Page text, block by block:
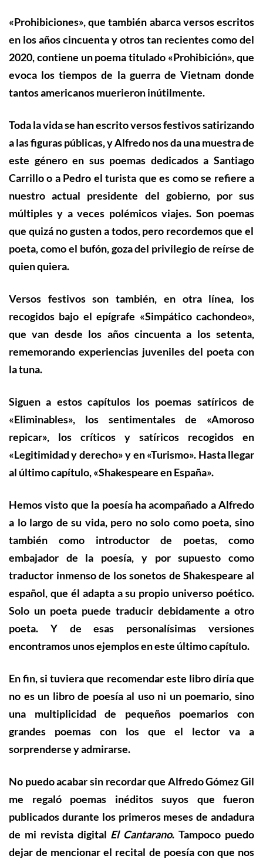
«Prohibiciones», que también abarca versos escritos
en los años cincuenta y otros tan recientes como del
2020, contiene un poema titulado «Prohibición», que
evoca los tiempos de la guerra de Vietnam donde
tantos americanos muerieron inútilmente.
Toda la vida se han escrito versos festivos satirizando
a las figuras públicas, y Alfredo nos da una muestra de
este género en sus poemas dedicados a Santiago
Carrillo o a Pedro el turista que es como se refiere a
nuestro actual presidente del gobierno, por sus
múltiples y a veces polémicos viajes. Sonpoemas
que quizá no gustena todos, pero recordemos que el
poeta, como el bufón, goza del privilegio de reírse de
quien quiera.
Versos festivos son también, en otra línea, los
recogidos bajo el epígrafe «Simpático cachondeo»,
que van desde los años cincuenta a los setenta,
rememorando experiencias juveniles del poeta con
la tuna.
Siguen a estos capítulos los poemas satíricos de
«Eliminables», los sentimentales de «Amoroso
repicar», los críticos y satíricos recogidos en
«Legitimidad y derecho» y en «Turismo». Hasta llegar
al último capítulo, «Shakespeare en España».
Hemos visto que la poesía ha acompañado a Alfredo
a lo largo de su vida, pero no solo como poeta, sino
también como introductor de poetas, como
embajador de la poesía, y por supuesto como
traductor inmenso de los sonetos de Shakespeare al
español, que él adapta a su propio universo poético.
Solo un poeta puede traducir debidamente a otro
poeta. Y de esas personalísimas versiones
encontramos unos ejemplos en este último capítulo.
En fin, si tuviera que recomendar este libro diría que
no es un libro de poesía al uso ni un poemario, sino
una multiplicidad de pequeños poemarios con
grandes poemas con los que el lector va a
sorprenderse y admirarse.
No puedo acabar sin recordar que Alfredo Gómez Gil
me regaló poemas inéditos suyos que fueron
publicados durante los primeros meses de andadura
de mi revista digital El Cantarano. Tampoco puedo
dejar de mencionar el recital de poesía con que nos